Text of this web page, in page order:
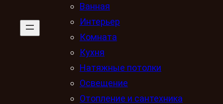
Ванная
Интерьер
Комната
Кухня
Натяжные потолки
Освещение
Отопление и сантехника